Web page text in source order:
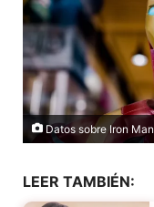
Datos sobre Iron Man
LEER TAMBIÉN: